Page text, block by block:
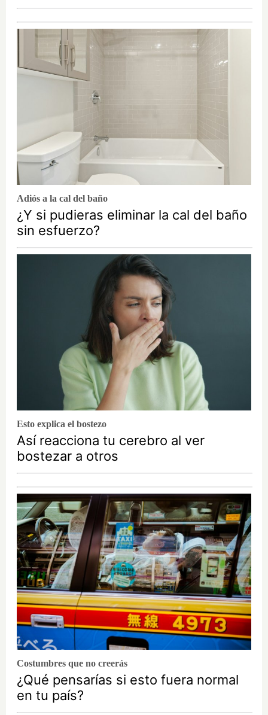
Adiós a la cal del baño
¿Y si pudieras eliminar la cal del baño
sin esfuerzo?
Esto explica el bostezo
Así reacciona tu cerebro al ver
bostezar a otros
Costumbres que no creerás
¿Qué pensarías si esto fuera normal
en tu país?